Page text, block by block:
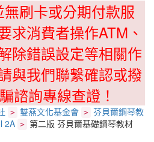
刷卡或分期付款服
求消費者操作ATM、
除錯誤設定等相關作
與我們聯繫確認或撥
諮詢專線查證！
> 雙燕文化基金會 > 芬貝爾鋼琴教
2A > 第二版 芬貝爾基礎鋼琴教材